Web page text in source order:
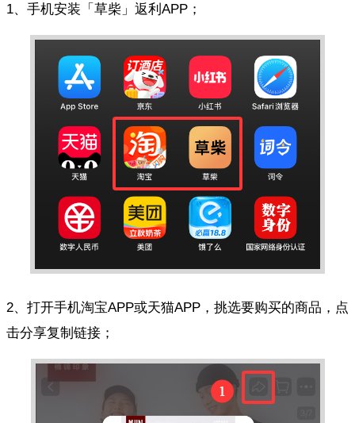
1、手机安装「草柴」返利APP；
2、打开手机淘宝APP或天猫APP，挑选要购买的商品，点
击分享复制链接；